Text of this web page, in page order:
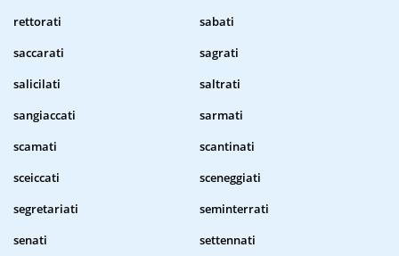
rettorati
sabati
saccarati
sagrati
salicilati
saltrati
sangiaccati
sarmati
scamati
scantinati
sceiccati
sceneggiati
segretariati
seminterrati
senati
settennati